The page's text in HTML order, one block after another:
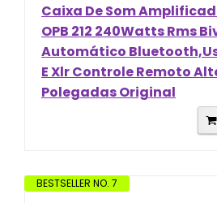
Caixa De Som
OPB 212 240Watts Rms
Automático
E Xlr Controle Remoto
Polegadas Original
BESTSELLER NO. 7